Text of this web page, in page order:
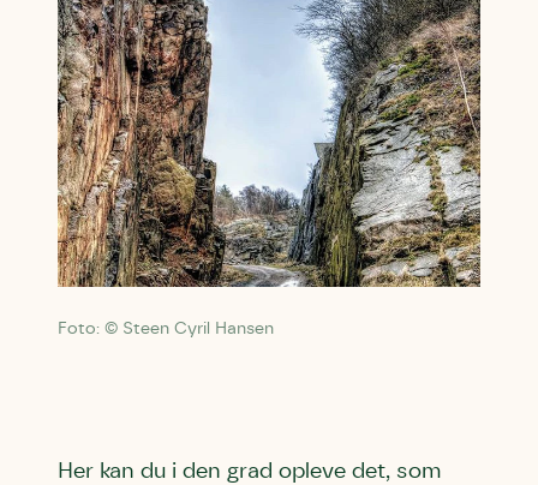
Foto: © Steen Cyril Hansen
Her kan du i den grad opleve det, som